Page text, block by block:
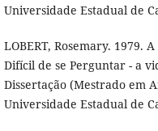
Universidade Estadual de
LOBERT, Rosemary. 1979.
Difícil de se Perguntar - a
Dissertação (Mestrado em
Universidade Estadual de